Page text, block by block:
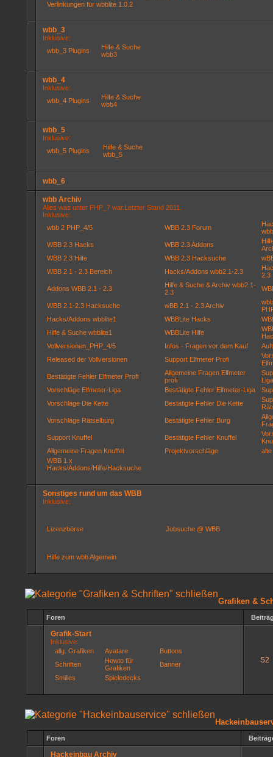
Verlinkungen für wbblite 1.0.2
wbb_3
Inklusive:
wbb_3 Plugins
Hilfe & Suche
wbb3
wbb_4
Inklusive:
wbb_4 Plugins
Hilfe & Suche
wbb4
wbb_5
Inklusive:
wbb_5 Plugins
Hilfe & Suche
wbb_5
wbb_6
wbb Archiv
Alles was unter PHP_7 war.Letzter Stand 2011.
Inklusive:
wbb 2 PHP_4/5
WBB 2.3 Forum
WBB 2.3 Hacks
WBB 2.3 Addons
WBB 2.3 Hilfe
WBB 2.3 Hacksuche
WBB 2.1 - 2.3 Bereich
Hacks/Addons wbb2.1-2.3
2.3
Addons WBB 2.1 - 2.3
Hilfe & Suche & Archiv wbb2.1-
2.3
WBB 2.1-2.3 Hacksuche wBB 2.1 - 2.3 Archiv
Hacks/Addons wbblite1
WBBLite Hacks
Hilfe & Suche wbblite1
WBBLite Hilfe
Vollversionen_PHP_4/5
Infos - Fragen vor dem Kauf
Released der Vollversionen
Support Elfmeter Profi
Bestätigte Fehler Elfmeter Profi
Allgemeine Fragen Elfmeter
profi
Liga
Vorschläge Elfmeter-Liga
Bestätigte Fehler Elfmeter-Liga
Vorschläge Die Kette
Bestätigte Fehler Die Kette
Vorschläge Rätselburg
Bestätigte Fehler Burg
Support Knuffel
Bestätigte Fehler Knuffel
Allgemeine Fragen Knuffel
Projektvorschläge
WBB 1.x
Hacks/Addons/Hilfe/Hacksuche
Sonstiges rund um das WBB
Inklusive:
Lizenzbörse Jobsuche @ WBB
Hilfe zum wbb Algemein
Grafiken &
Foren
Grafik-Start
Inklusive:
allg. Grafiken
Avatare
Buttons
Schriften
Howto für
Grafiken
Banner
Smilies
Spieledecks
52
Foren
Hackeinbau Archiv